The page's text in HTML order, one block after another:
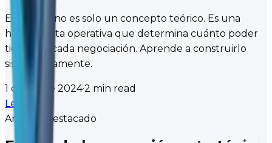
El BATNA no es solo un concepto teórico. Es una
herramienta operativa que determina cuánto poder
tienes en cada negociación. Aprende a construirlo
sistemáticamente.
1 de dic de 2024·2 min read
Leer
Artículo
Destacado